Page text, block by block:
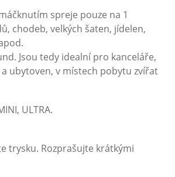
spreje pouze na 1
chodeb, velkých šaten, jídelen,
Jsou tedy idealní pro kanceláře,
ubytoven, v místech pobytu zvířat
ULTRA.
trysku. Rozprašujte krátkými